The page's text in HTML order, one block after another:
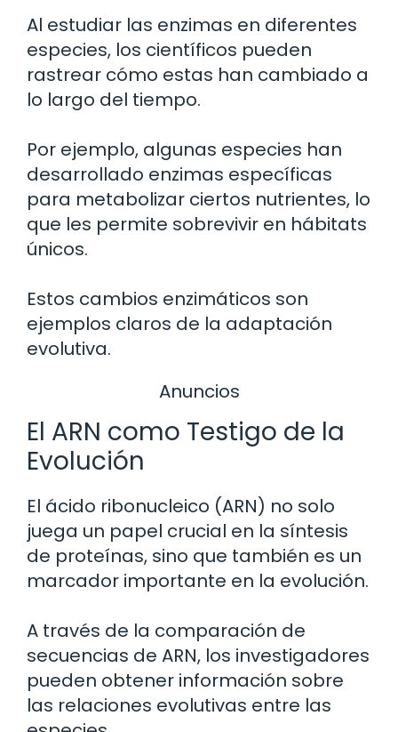
Al estudiar las enzimas en diferentes
especies, los científicos pueden
rastrear cómo estas han cambiado a
lo largo del tiempo.
Por ejemplo, algunas especies han
desarrollado enzimas específicas
para metabolizar ciertos nutrientes, lo
que les permite sobrevivir en hábitats
únicos.
Estos cambios enzimáticos son
ejemplos claros de la adaptación
evolutiva.
Anuncios
El ARN como Testigo de la
Evolución
El ácido ribonucleico (ARN) no solo
juega un papel crucial en la síntesis
de proteínas, sino que también es un
marcador importante en la evolución.
A través de la comparación de
secuencias de ARN, los investigadores
pueden obtener información sobre
las relaciones evolutivas entre las